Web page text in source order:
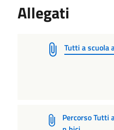
Allegati
Tutti a scuola
Percorso Tutti